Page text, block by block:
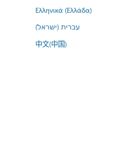
Ελληνικά (Ελλάδα)
עברית (ישראל)
中文(中国)